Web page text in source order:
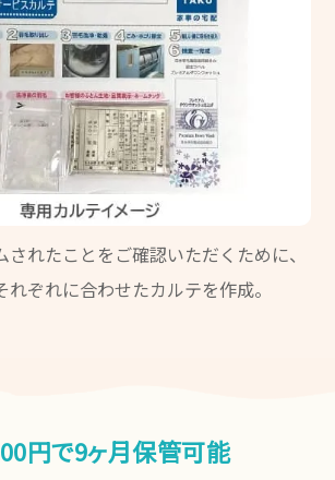
れたことをご確認いただくために、
ぞれに合わせたカルテを作成。
円で9ヶ月保管可能